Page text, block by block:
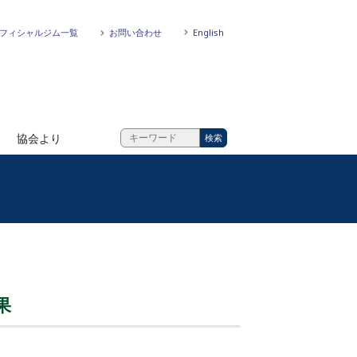
ィシャルジム一覧 お問い合わせ English
協会より